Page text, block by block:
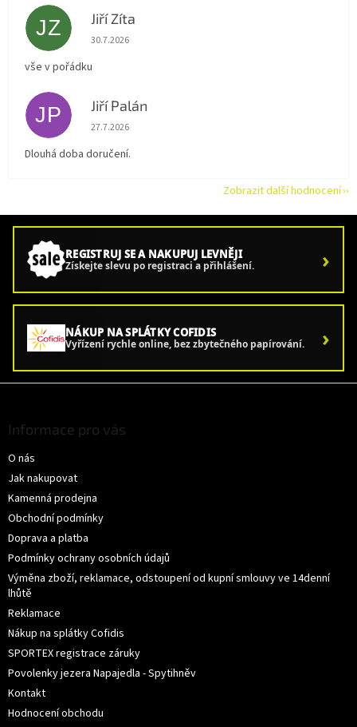
JZ Jiří Zíta
Hodnocení obchodu je 5 z 5 hvězdiček.
30.7.2026
vše v pořádku
JP Jiří Palán
Hodnocení obchodu je 5 z 5 hvězdiček.
27.7.2026
Dlouhá doba doručení.
Zobrazit další hodnocení
REGISTRUJ SE A NAKUPUJ LEVNĚJI
Získejte slevu po registraci a přihlášení. ›
NÁKUP NA SPLÁTKY COFIDIS
Vyřízení rychle online, bez zbytečného papírování. ›
Informace pro vás
O nás
Jak nakupovat
Kamenná prodejna
Obchodní podmínky
Doprava a platba
Podmínky ochrany osobních údajů
Výměna zboží, reklamace, odstoupení od kupní smlouvy ve 14denní
lhůtě
Reklamace
Nákup na splátky Cofidis
SPORTEX registrace záruky
Povolenky jezera Napajedla - Spytihněv
Kontakt
Hodnocení obchodu